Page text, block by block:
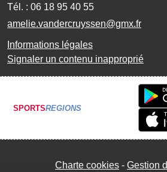
Tél. : 06 18 95 40 55
amelie.vandercruyssen@gmx.fr
Informations légales
Signaler un contenu inapproprié
SPORTSREGIONS
Charte cookies Gestion